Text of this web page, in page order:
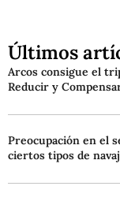
Últimos
Arcos consigue el
Reducir y
Preocupación en el
ciertos tipos de